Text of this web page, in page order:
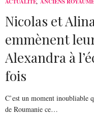
Nicolas et
emmènent
Alexandra à
fois
C’est un moment inoubliable
de Roumanie ce…